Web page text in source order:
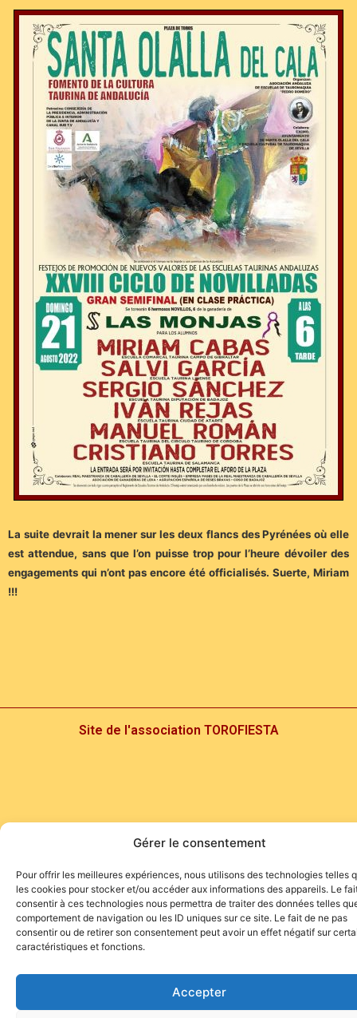
Gérer le consentement
Pour offrir les meilleures expériences, nous utilisons des technologies telles
les cookies pour stocker et/ou accéder aux informations des appareils. Le
consentir à ces technologies nous permettra de traiter des données telles
comportement de navigation ou les ID uniques sur ce site. Le fait de ne pas
consentir ou de retirer son consentement peut avoir un effet négatif sur
caractéristiques et fonctions.
Accepter
La suite devrait la mener sur les deux flancs des Pyrénées où elle
est attendue, sans que l’on puisse trop pour l’heure dévoiler des
engagements qui n’ont pas encore été officialisés. Suerte, Miriam
!!!
Site de l'association TOROFIESTA